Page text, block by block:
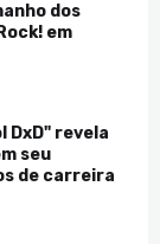
dos
em
DxD" revela
seu
de carreira